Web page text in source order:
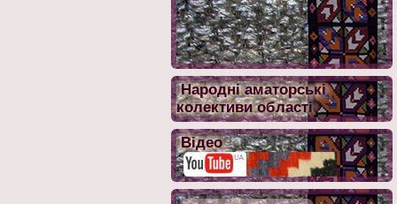
Народні аматорські
колективи області
Відео